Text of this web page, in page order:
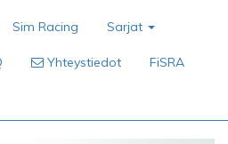
Sim Racing Sarjat
Yhteystiedot FiSRA